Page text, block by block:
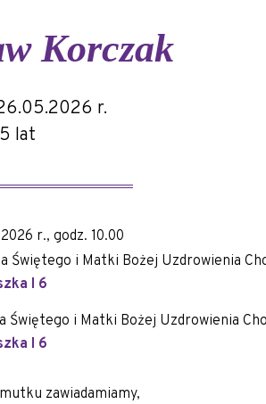
Korczak
r.
lat
r., godz. 10.00
Świętego i Matki Bożej Uzdrowienia
I 6
i Matki Bożej Uzdrowienia
I 6
zawiadamiamy,